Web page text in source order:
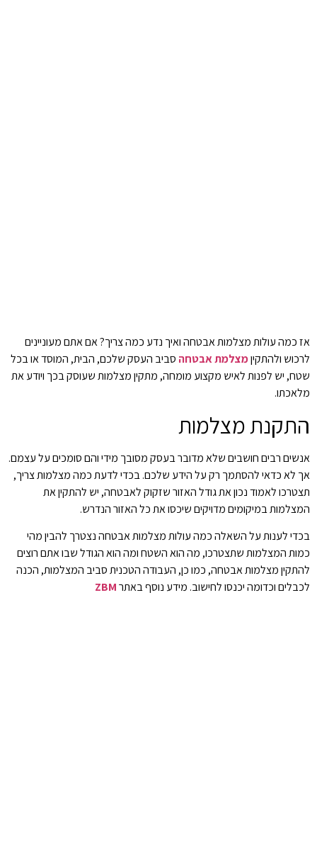
אז כמה עולות מצלמות אבטחה ואיך נדע כמה צריך? אם אתם מעוניינים
לרכוש ולהתקיןמצלמת אבטחה סביב העסק שלכם, הבית, המוסד או בכל
שטח, יש לפנות לאיש מקצוע מומחה, מתקין מצלמות שעוסק בכך ויודע את
מלאכתו.
התקנת מצלמות
אנשים רבים חושבים שלא מדובר בעסק מסובך מידי והם סומכים על עצמם.
אך לא כדאי להסתמך רק על הידע שלכם. בכדי לדעת כמה מצלמות צריך,
תצטרכו לאמוד נכון את גודל האזור שזקוק לאבטחה, יש להתקין את
המצלמות במיקומים מדויקים שיכסו את כל האזור הנדרש.
בכדי לענות על השאלה כמה עולות מצלמות אבטחה נצטרך להבין מהי
כמות המצלמות שתצטרכו, מה הוא השטח ומה הוא הגודל שבו אתם רוצים
להתקין מצלמות אבטחה, כמו כן, העבודה הטכנית סביב המצלמות, הכנה
לכבלים וכדומה יכנסו לחישוב. מידע נוסף באתר